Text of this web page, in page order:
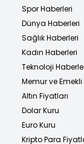
Spor Haberleri
Dünya Haberleri
Sağlık Haberleri
Kadın Haberleri
Teknoloji
Memur ve
Altın Fiyatları
Dolar Kuru
Euro Kuru
Kripto Para